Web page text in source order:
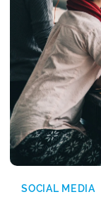
SOCIAL MEDIA